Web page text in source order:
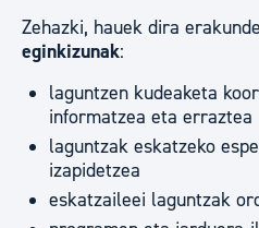
Zehazki, hauek dira
eginkizunak:
laguntzen kudeaketa
informatzea eta erraztea
laguntzak eskatzeko
izapidetzea
eskatzaileei laguntzak